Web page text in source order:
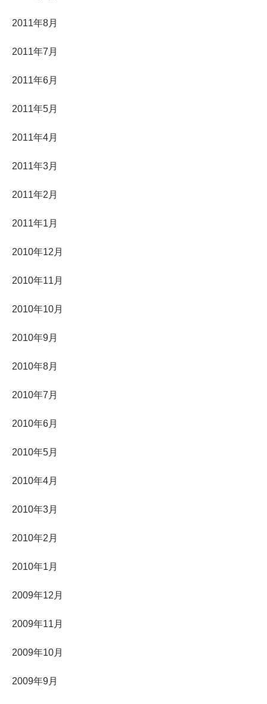
2011年8月
2011年7月
2011年6月
2011年5月
2011年4月
2011年3月
2011年2月
2011年1月
2010年12月
2010年11月
2010年10月
2010年9月
2010年8月
2010年7月
2010年6月
2010年5月
2010年4月
2010年3月
2010年2月
2010年1月
2009年12月
2009年11月
2009年10月
2009年9月